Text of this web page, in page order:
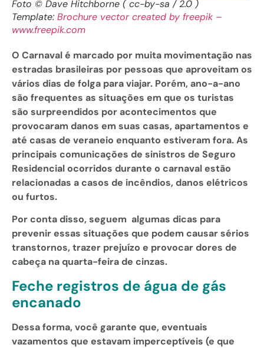
Foto © Dave Hitchborne ( cc-by-sa / 2.0 )
Template: Brochure vector created by freepik –
www.freepik.com
O Carnaval é marcado por muita movimentação nas
estradas brasileiras por pessoas que aproveitam os
vários dias de folga para viajar. Porém, ano-a-ano
são frequentes as situações em que os turistas
são surpreendidos por acontecimentos que
provocaram danos em suas casas, apartamentos e
até casas de veraneio enquanto estiveram fora. As
principais comunicações de sinistros de Seguro
Residencial ocorridos durante o carnaval estão
relacionadas a casos de incêndios, danos elétricos
ou furtos.
Por conta disso, seguem algumas dicas para
prevenir essas situações que podem causar sérios
transtornos, trazer prejuízo e provocar dores de
cabeça na quarta-feira de cinzas.
Feche registros de água de gás
encanado
Dessa forma, você garante que, eventuais
vazamentos que estavam imperceptíveis (e que